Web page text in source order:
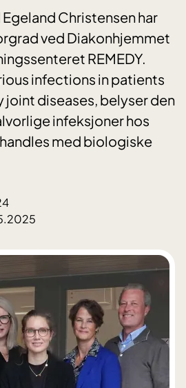
Christensen har
ved Diakonhjemmet
REMEDY.
infections in patients
diseases, belyser den
infeksjoner hos
med biologiske